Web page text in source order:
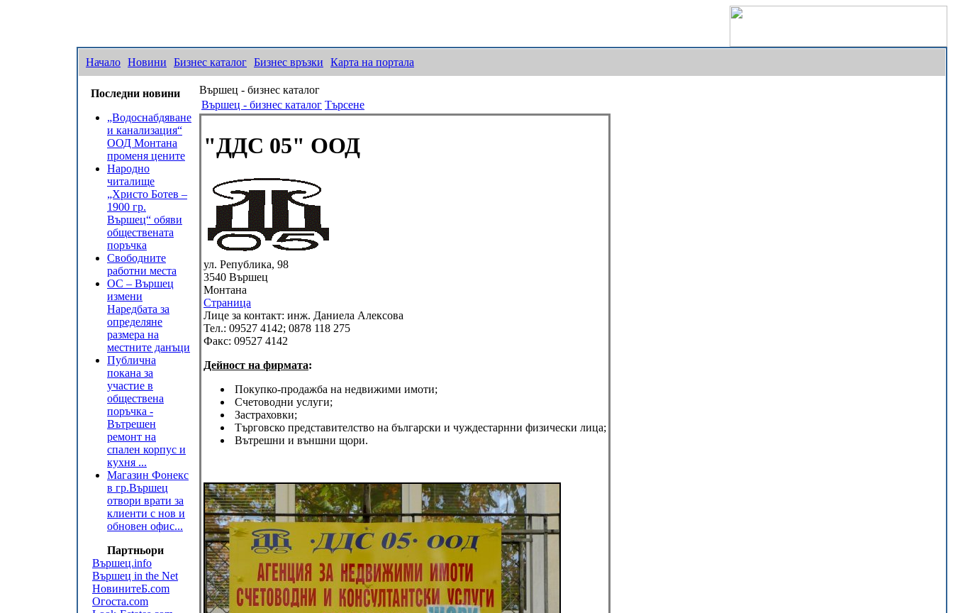
Начало Новини Бизнес каталог Бизнес връзки Карта на портала
Последни новини
„Водоснабдяване
и канализация“
ООД Монтана
променя цените
Народно
читалище
„Христо Ботев –
1900 гр.
Вършец“ обяви
обществената
поръчка
Свободните
работни места
ОС – Вършец
измени
Наредбата за
определяне
размера на
местните данъци
Публична
покана за
участие в
обществена
поръчка -
Вътрешен
ремонт на
спален корпус и
кухня ...
Магазин Фонекс
в гр.Вършец
отвори врати за
клиенти с нов и
обновен офис...
Партньори
Вършец.info
Вършец in the Net
НовинитеБ.com
Огоста.com
Вършец - бизнес каталог
Вършец - бизнес каталог Търсене
"ДДС 05" ООД
ул. Република, 98
3540 Вършец
Монтана
Страница
Лице за контакт: инж. Даниела Алексова
Тел.: 09527 4142; 0878 118 275
Факс: 09527 4142
Дейност на фирмата:
Покупко-продажба на недвижими имоти;
Счетоводни услуги;
Застраховки;
Търговско представителство на български и чуждестарнни физически лица;
Вътрешни и външни щори.